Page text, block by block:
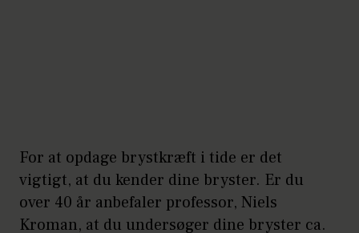
For at opdage brystkræft i tide er det
vigtigt, at du kender dine bryster. Er du
over 40 år anbefaler professor, Niels
Kroman, at du undersøger dine bryster ca.